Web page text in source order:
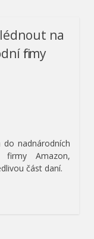
na
firmy
do nadnárodních
Amazon,
část daní.